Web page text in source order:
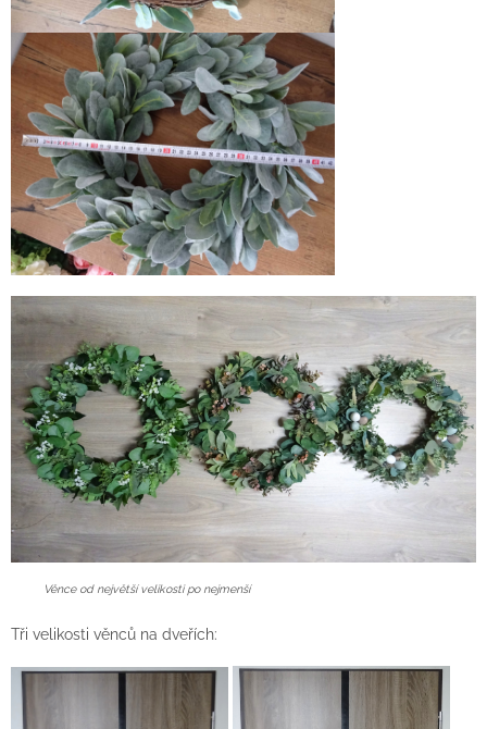
Věnce od největší velikosti po nejmenší
Tři velikosti věnců na dveřích: